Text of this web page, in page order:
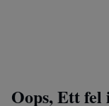
Oops, Ett